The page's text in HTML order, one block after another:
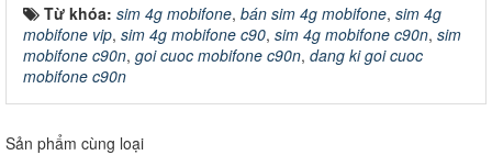
Từ khóa: sim 4g mobifone, bán sim 4g mobifone, sim 4g
mobifone vip, sim 4g mobifone c90, sim 4g mobifone c90n, sim
mobifone c90n, goi cuoc mobifone c90n, dang ki goi cuoc
mobifone c90n
Sản phẩm cùng loại